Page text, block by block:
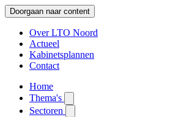
Doorgaan naar content
Over LTO Noord
Actueel
Kabinetsplannen
Contact
Home
Thema's
Sectoren